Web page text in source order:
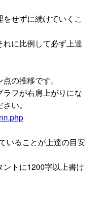
せずに続けていくこ
に比例して必ず上達
の推移です。
フが右肩上がりにな
い。
いることが上達の目安
トに1200字以上書け